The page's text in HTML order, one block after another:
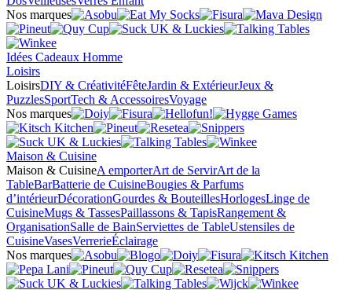
Nos marques
Idées Cadeaux Homme
Loisirs
LoisirsDIY & CréativitéFêteJardin & ExtérieurJeux &
PuzzlesSportTech & AccessoiresVoyage
Nos marques
Maison & Cuisine
Maison & CuisineA emporterArt de ServirArt de la
TableBarBatterie de CuisineBougies & Parfums
d’intérieurDécorationGourdes & BouteillesHorlogesLinge de
CuisineMugs & TassesPaillassons & TapisRangement &
OrganisationSalle de BainServiettes de TableUstensiles de
CuisineVasesVerrerieÉclairage
Nos marques